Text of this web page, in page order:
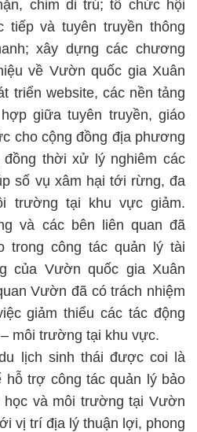
chim di trú; tổ chức hội
tiếp và tuyên truyền thông
xây dựng các chương
về Vườn quốc gia Xuân
triển website, các nền tảng
giữa tuyên truyền, giáo
cho cộng đồng địa phương
thời xử lý nghiêm các
số vụ xâm hại tới rừng, đa
trường tại khu vực giảm.
và các bên liên quan đã
trong công tác quản lý tài
của Vườn quốc gia Xuân
Vườn đã có trách nhiệm
giảm thiểu các tác động
môi trường tại khu vực.
lịch sinh thái được coi là
hỗ trợ công tác quản lý bảo
và môi trường tại Vườn
vị trí địa lý thuận lợi, phong